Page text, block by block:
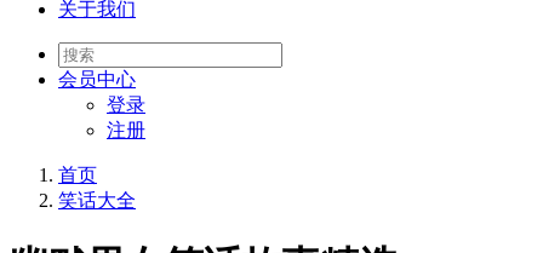
关于我们
会员中心
登录
注册
首页
笑话大全